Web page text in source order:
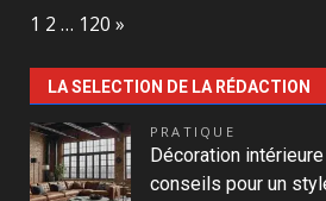
Page:
1 2 … 120 Next
»
LA SELECTION DE LA RÉDACTION
PRATIQUE
Décoration
conseils pour un